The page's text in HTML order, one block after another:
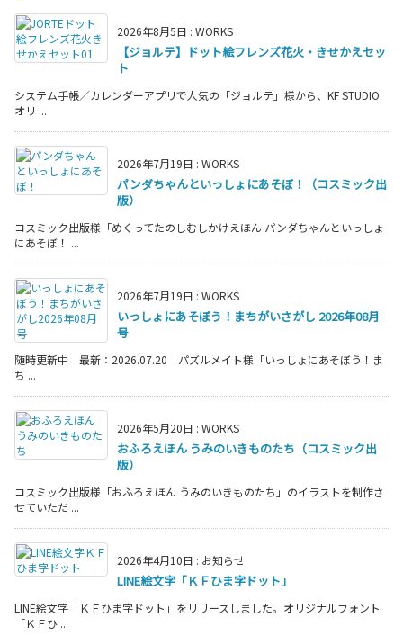
2026年8月5日 : WORKS
【ジョルテ】ドット絵フレンズ花火・きせかえセッ
ト
システム手帳／カレンダーアプリで人気の「ジョルテ」様から、KF STUDIO
オリ ...
2026年7月19日 : WORKS
パンダちゃんといっしょにあそぼ！（コスミック出
版）
コスミック出版様「めくってたのしむしかけえほん パンダちゃんといっしょ
にあそぼ！ ...
2026年7月19日 : WORKS
いっしょにあそぼう！まちがいさがし 2026年08月
号
随時更新中 最新：2026.07.20 パズルメイト様「いっしょにあそぼう！ま
ち ...
2026年5月20日 : WORKS
おふろえほん うみのいきものたち（コスミック出
版）
コスミック出版様「おふろえほん うみのいきものたち」のイラストを制作さ
せていただ ...
2026年4月10日 : お知らせ
LINE絵文字「ＫＦひま字ドット」
LINE絵文字「ＫＦひま字ドット」をリリースしました。オリジナルフォント
「ＫＦひ ...